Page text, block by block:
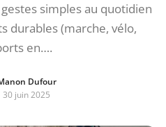
simples au quotidien
durables (marche, vélo,
en….
Dufour
30 juin 2025